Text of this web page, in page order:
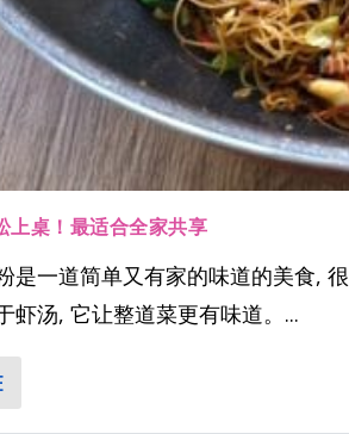
上桌！最适合全家共享
是一道简单又有家的味道的美食,
虾汤, 它让整道菜更有味道。...